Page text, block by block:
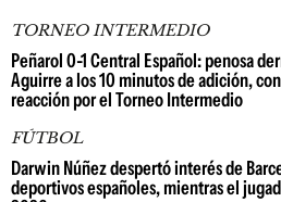
TORNEO INTERMEDIO
Peñarol 0-1 Central Español: penosa
Aguirre a los 10 minutos de adición,
reacción por el Torneo Intermedio
FÚTBOL
Darwin Núñez despertó interés de
deportivos españoles, mientras el